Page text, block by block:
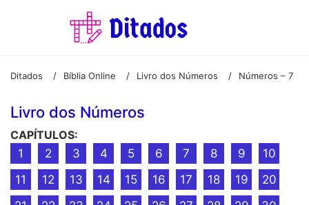
Ditados / Bíblia Online / Livro dos Números / Números – 7
Livro dos Números
CAPÍTULOS:
1
2 3 4 5 6 7 8 9
10
11
12 13 14 15 16 17 18 19
20